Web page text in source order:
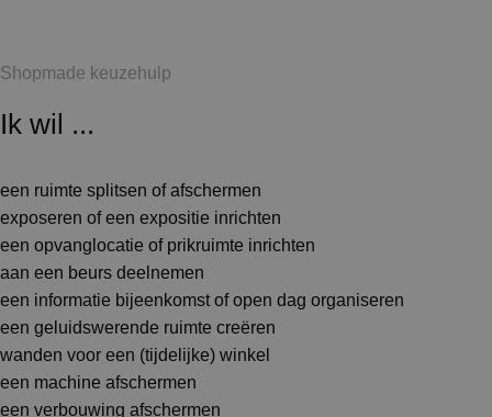
Shopmade keuzehulp
Ik wil ...
een ruimte splitsen of afschermen
exposeren of een expositie inrichten
een opvanglocatie of prikruimte inrichten
aan een beurs deelnemen
een informatie bijeenkomst of open dag organiseren
een geluidswerende ruimte creëren
wanden voor een (tijdelijke) winkel
een machine afschermen
een verbouwing afschermen